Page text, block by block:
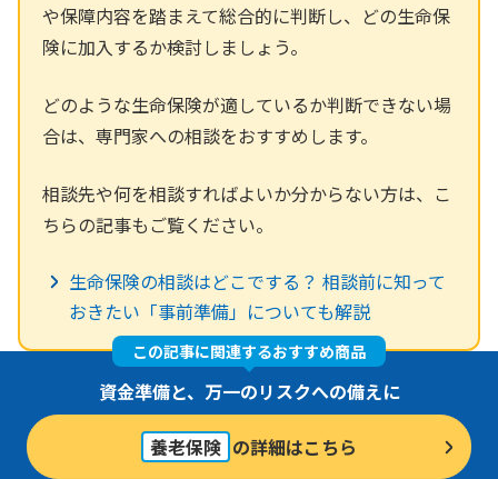
や保障内容を踏まえて総合的に判断し、どの生命保
険に加入するか検討しましょう。
どのような生命保険が適しているか判断できない場
合は、専門家への相談をおすすめします。
相談先や何を相談すればよいか分からない方は、こ
ちらの記事もご覧ください。
生命保険の相談はどこでする？ 相談前に知って
おきたい「事前準備」についても解説
この記事に関連するおすすめ商品
資金準備と、万一のリスクへの備えに
養老保険 の詳細はこちら